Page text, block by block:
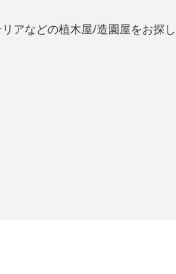
アなどの植木屋/造園屋をお探